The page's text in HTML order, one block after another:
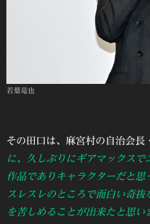
若葉竜也
その田口は、麻宮村の自治会長
に、久しぶりにギアマックス
作品でありキャラクターだと思
スレスレのところで面白い奇
を苦しめることが出来たと思